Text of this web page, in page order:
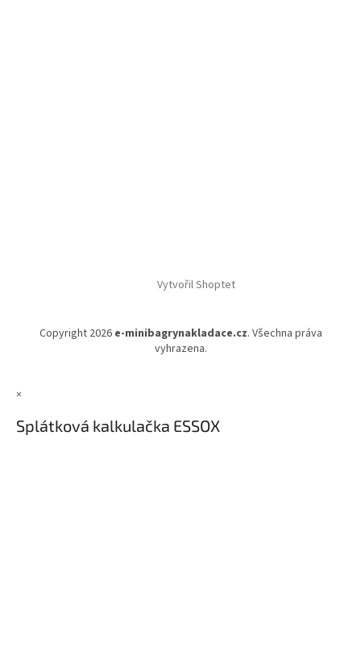
Vytvořil Shoptet
Copyright 2026 e-minibagrynakladace.cz. Všechna práva
vyhrazena.
×
Splátková kalkulačka ESSOX